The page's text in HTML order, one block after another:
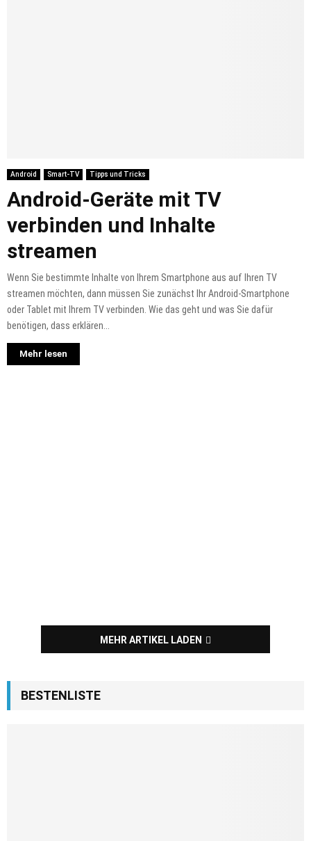
Android Smart-TV Tipps und Tricks
Android-Geräte mit TV
verbinden und Inhalte
streamen
Wenn Sie bestimmte Inhalte von Ihrem Smartphone aus auf Ihren TV
streamen möchten, dann müssen Sie zunächst Ihr Android-Smartphone
oder Tablet mit Ihrem TV verbinden. Wie das geht und was Sie dafür
benötigen, dass erklären...
Mehr lesen
MEHR ARTIKEL LADEN
BESTENLISTE